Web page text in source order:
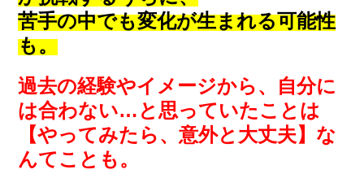
苦手の中でも変化が生まれる可能性
も。
過去の経験やイメージから、自分に
は合わない…と思っていたことは
【やってみたら、意外と大丈夫】な
んてことも。